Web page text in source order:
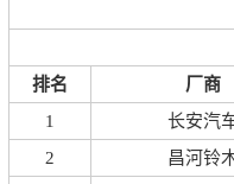
排名
厂商
1
长安汽
2
昌河铃